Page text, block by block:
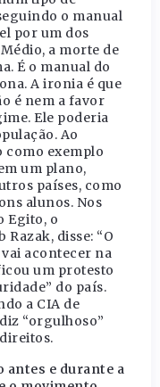
o manual
por um dos
a morte de
É o manual do
A ironia é que
é nem a favor
Ele poderia
Ao
como exemplo
um plano,
países, como
alunos. Nos
Egito, o
disse: “O
acontecer na
um protesto
do país.
a CIA de
“orgulhoso”
antes e durante a